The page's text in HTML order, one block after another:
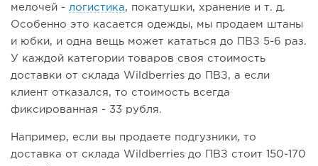
мелочей - логистика, покатушки, хранение и т. д.
Особенно это касается одежды, мы продаем штаны
и юбки, и одна вещь может кататься до ПВЗ 5-6 раз.
У каждой категории товаров своя стоимость
доставки от склада Wildberries до ПВЗ, а если
клиент отказался, то стоимость всегда
фиксированная - 33 рубля.
Например, если вы продаете подгузники, то
доставка от склада Wildberries до ПВЗ стоит 150-170